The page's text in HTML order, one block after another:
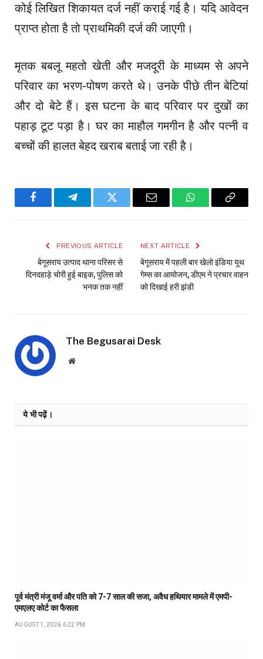
कोई लिखित शिकायत दर्ज नहीं कराई गई है। यदि आवेदन
प्राप्त होता है तो प्राथमिकी दर्ज की जाएगी।
मृतक बबलू महतो खेती और मजदूरी के माध्यम से अपने
परिवार का भरण-पोषण करते थे। उनके पीछे तीन बेटियां
और दो बेटे हैं। इस घटना के बाद परिवार पर दुखों का
पहाड़ टूट पड़ा है। घर का माहौल गमगीन है और पत्नी व
बच्चों की हालत बेहद खराब बताई जा रही है।
FacebookTelegramTwitter Email WhatsAppCopy
PREVIOUS ARTICLE
बेगूसराय उत्पाद थाना परिसर से
दिनदहाड़े चोरी हुई बाइक, पुलिस को
भनक तक नहीं
NEXT ARTICLE
बेगूसराय में पहली बार खेलो इंडिया यूथ
गेम्स का आयोजन, डीएम ने प्रचार वाहन
को दिखाई हरी झंडी
The Begusarai Desk
Website
ये भी पढ़ें।
पूर्व मंत्री मंजू वर्मा और पति को 7-7 साल की सजा, अवैध हथियार मामले में एमपी-
एमएलए कोर्ट का फैसला
AUGUST 1, 2026 6:22 PM